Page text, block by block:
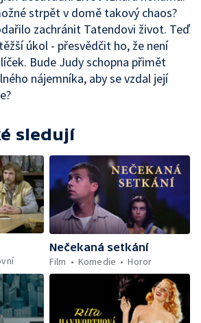
strpět v domě takový chaos?
zachránit Tatendovi život. Teď
úkol - přesvědčit ho, že není
Bude Judy schopna přimět
nájemníka, aby se vzdal její
sledují
Nečekaná setkání
Film
Komedie Horor